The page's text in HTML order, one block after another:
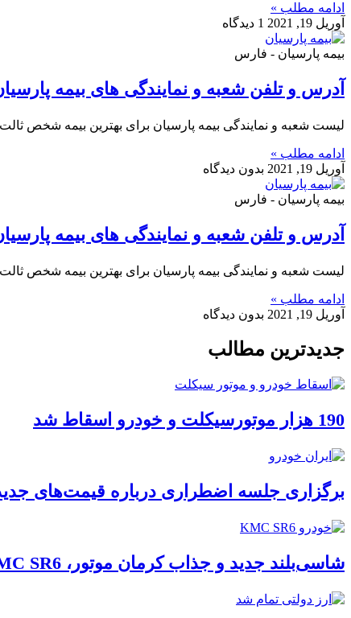
ادامه مطلب »
آوریل 19, 2021
1 دیدگاه
بیمه پارسیان - فارس
آدرس و تلفن شعبه و نمایندگی های بیمه
لیست شعبه و نمایندگی بیمه پارسیان برای بهترین بیمه شخص
ادامه مطلب »
آوریل 19, 2021
بدون دیدگاه
بیمه پارسیان - فارس
آدرس و تلفن شعبه و نمایندگی های بیمه
لیست شعبه و نمایندگی بیمه پارسیان برای بهترین بیمه شخص
ادامه مطلب »
آوریل 19, 2021
بدون دیدگاه
جدیدترین مطالب
190 هزار موتورسیکلت و خودرو اسقاط شد
برگزاری جلسه اضطراری درباره قیمت‌های
شاسی‌بلند جدید و جذاب کرمان موتور، KMC SR6، به بازار می‌آید